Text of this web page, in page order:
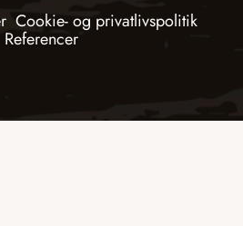
Cookie- og privatlivspolitik
Referencer